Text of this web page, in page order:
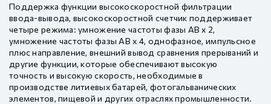
Поддержка функции высокоскоростной фильтрации
ввода-вывода, высокоскоростной счетчик поддерживает
четыре режима: умножение частоты фазы AB х 2,
умножение частоты фазы AB х 4, однофазное, импульсное
плюс направление, внешний вывод сравнения прерываний и
другие функции, которые обеспечивают высокую
точность и высокую скорость, необходимые в
производстве литиевых батарей, фотогальванических
элементов, пищевой и других отраслях промышленности.